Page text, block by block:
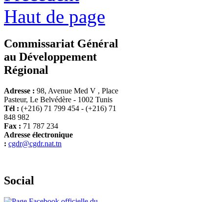
Haut de page
Commissariat Général
au Développement
Régional
Adresse : 98, Avenue Med V , Place
Pasteur, Le Belvédère - 1002 Tunis
Tél : (+216) 71 799 454 - (+216) 71
848 982
Fax : 71 787 234
Adresse électronique
: cgdr@cgdr.nat.tn
Social